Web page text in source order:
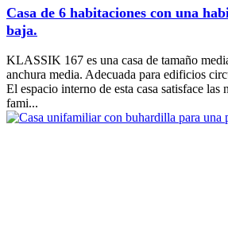
Casa de 6 habitaciones con una
baja.
KLASSIK 167 es una casa de tamaño
anchura media. Adecuada para edificios
El espacio interno de esta casa satisface las
fami...